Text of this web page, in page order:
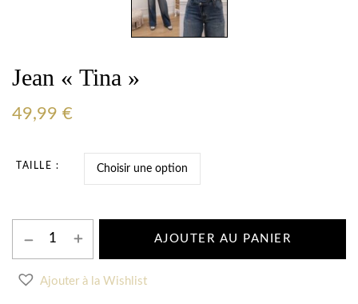
Jean « Tina »
49,99 €
TAILLE
AJOUTER AU PANIER
Ajouter à la Wishlist